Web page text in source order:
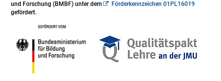
und Forschung (BMBF) unter dem
Förder­kennzeichen 01PL16019
gefördert.